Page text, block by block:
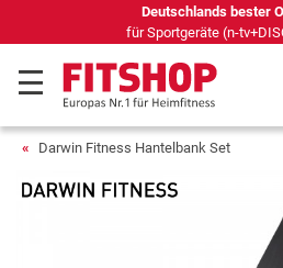
Seit 42
Darwin Fitness Hantelbank Set